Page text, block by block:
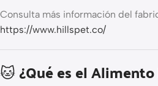
Consulta más información del
https://www.hillspet.co/
🐱 ¿Qué es el